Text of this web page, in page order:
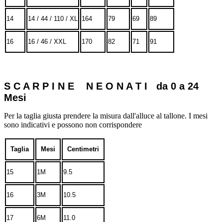
14 14 / 44 / 110 / XL 164 79 69 89
16 16 / 46 / XXL 170 82 71 91
S C A R P I N E N E O N A T I da 0 a 24
Mesi
Per la taglia giusta prendere la misura dall'alluce al tallone. I mesi
sono indicativi e possono non corrispondere
Taglia Mesi Centimetri
15 1M 9.5
16 3M 10.5
17 6M 11.0